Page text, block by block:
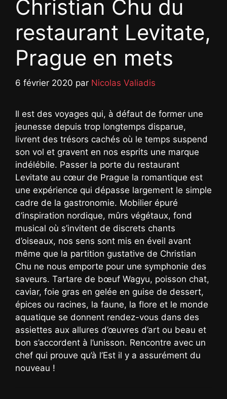
Christian Chu du
restaurant Levitate,
Prague en mets
6 février 2020 par Nicolas Valiadis
Il est des voyages qui, à défaut de former une
jeunesse depuis trop longtemps disparue,
livrent des trésors cachés où le temps suspend
son vol et gravent en nos esprits une marque
indélébile. Passer la porte du restaurant
Levitate au cœur de Prague la romantique est
une expérience qui dépasse largement le simple
cadre de la gastronomie. Mobilier épuré
d’inspiration nordique, mûrs végétaux, fond
musical où s’invitent de discrets chants
d’oiseaux, nos sens sont mis en éveil avant
même que la partition gustative de Christian
Chu ne nous emporte pour une symphonie des
saveurs. Tartare de bœuf Wagyu, poisson chat,
caviar, foie gras en gelée en guise de dessert,
épices ou racines, la faune, la flore et le monde
aquatique se donnent rendez-vous dans des
assiettes aux allures d’œuvres d’art ou beau et
bon s’accordent à l’unisson. Rencontre avec un
chef qui prouve qu’à l’Est il y a assurément du
nouveau !